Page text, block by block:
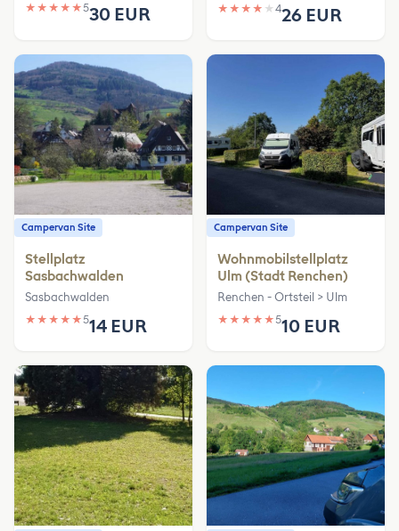
★ ★ ★ ★ ★530 EUR ★ ★ ★ ★ ★ 426 EUR
Campervan Site
Stellplatz
Sasbachwalden
Sasbachwalden
★ ★ ★ ★ ★514 EUR
Campervan Site
Wohnmobilstellplatz
Ulm (Stadt Renchen)
Renchen - Ortsteil > Ulm
★ ★ ★ ★ ★510 EUR